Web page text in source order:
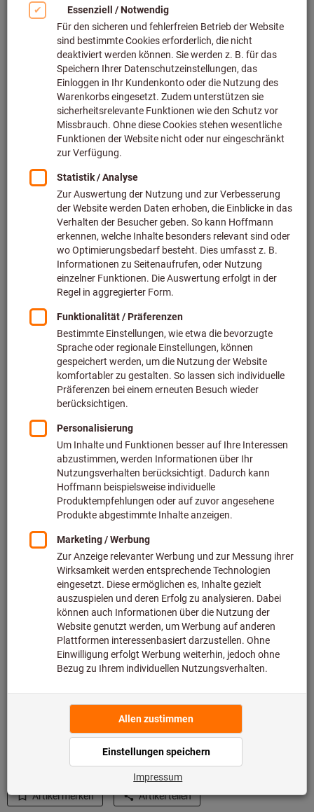
Bild zum Vergrößern anklicken
Preis pro 1 Stück
inkl. MwSt.
zzgl. Versandkosten
Netto: 137,00 €
In den Warenkorb
Voraussichtliche Lieferzeit: 1-3 Werktage
Bitte beachten Sie die Lieferzeit und eingeschränkte
Beratung:
Diesen Artikel bestellen wir für Sie direkt beim Hersteller,
da er nicht Bestandteil unseres Hauptsortiments ist und
Original-Nachschliff für Original Leistung
professionellen Nachschleifservice.
Artikel merken Artikel teilen